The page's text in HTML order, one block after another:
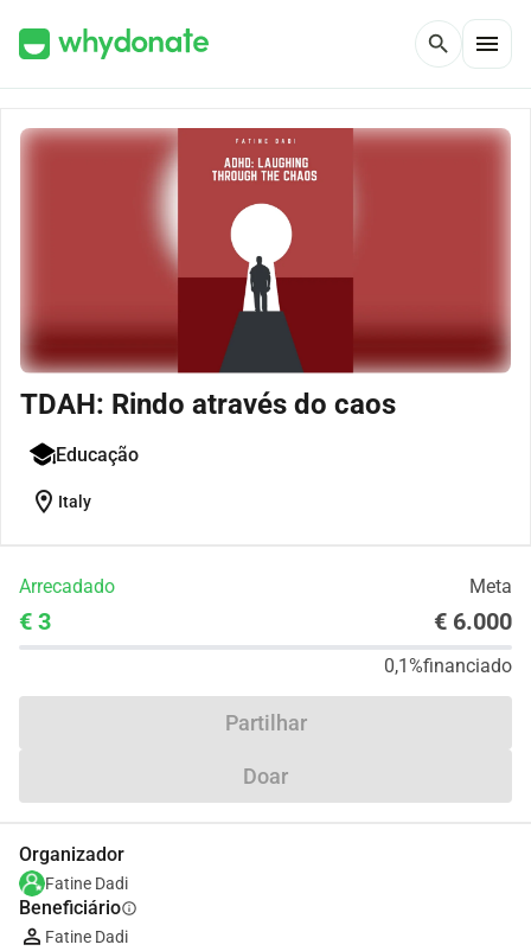
search menu
TDAH: Rindo através do caos
Educação
location_on Italy
Arrecadado Meta
€ 3 € 6.000
0,1%financiado
Partilhar
Doar
Organizador
Fatine Dadi
Beneficiárioinfo
Fatine Dadi